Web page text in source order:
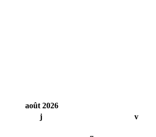
août 2026
j v